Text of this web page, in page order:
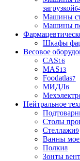
загрузкой
Машины
Машины
Шкафы
Весовое
CAS16
MAS13
Foodatlas7
МИДЛ6
Нейтральное
Столы
Стеллажи9
Ванны
Полки8
Зонты